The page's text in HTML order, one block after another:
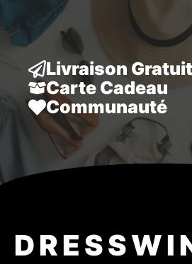
Livraison
Carte Cadeau
Communauté